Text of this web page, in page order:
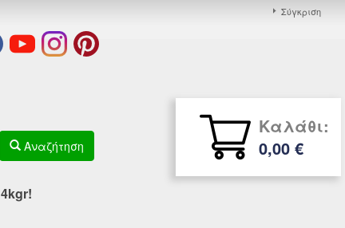
Σύγκριση
Αναζήτηση
Καλάθι:
0,00 €